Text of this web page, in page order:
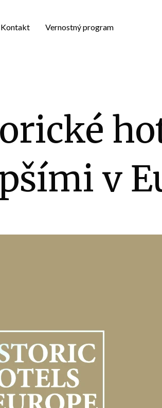
Kontakt Vernostný program
v